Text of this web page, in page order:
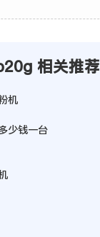
相关推荐
机
少钱一台